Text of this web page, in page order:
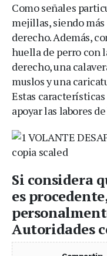
Como señales
mejillas, siendo
derecho. Además,
huella de perro con
derecho, una
muslos y una
Estas
apoyar las labores
Si considera
es
Autoridades